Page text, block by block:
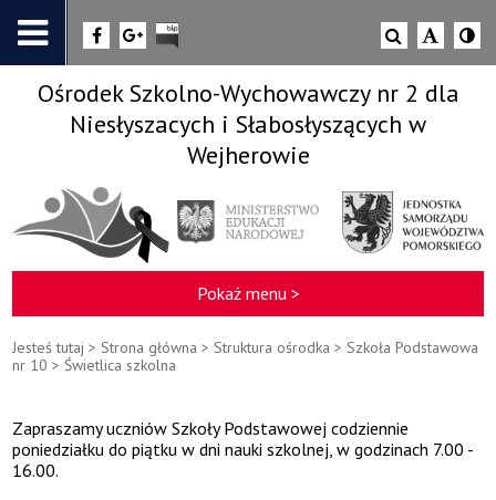
Ośrodek Szkolno-Wychowawczy nr 2 dla
Niesłyszacych i Słabosłyszących w
Wejherowie
Pokaż menu >
Jesteś tutaj >Strona główna >Struktura ośrodka >Szkoła Podstawowa
nr 10 >Świetlica szkolna
Zapraszamy uczniów Szkoły Podstawowej codziennie
poniedziałku do piątku w dni nauki szkolnej, w godzinach 7.00 -
16.00.